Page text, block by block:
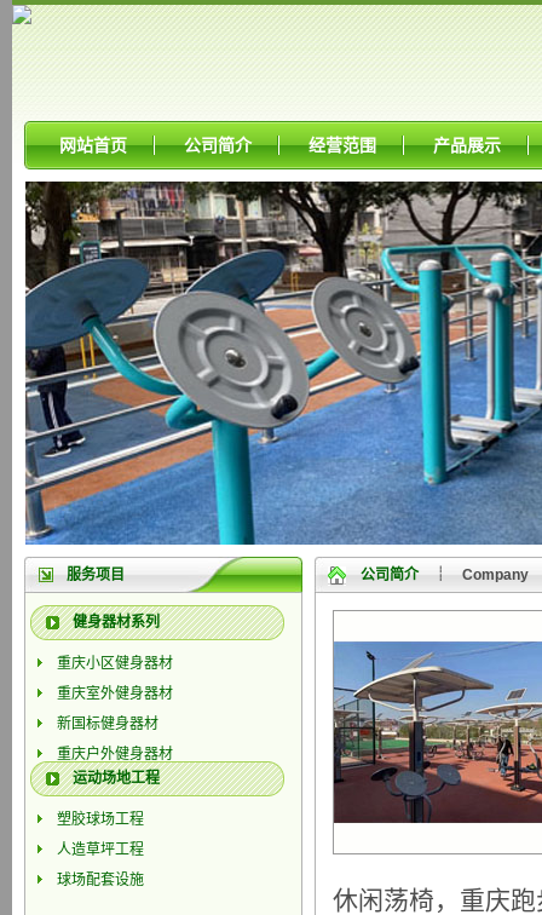
网站首页 公司简介 经营范围 产品展示
服务项目
健身器材系列
重庆小区健身器材
重庆室外健身器材
新国标健身器材
重庆户外健身器材
重庆体育器材
运动场地工程
塑胶球场工程
人造草坪工程
球场配套设施
公司简介┊ Company
休闲荡椅，重庆